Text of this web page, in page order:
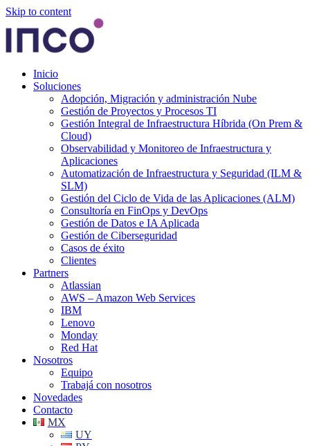
Skip to content
Inicio
Soluciones
Adopción, Migración y administración Nube
Gestión de Proyectos y Procesos TI
Gestión Integral de Infraestructura Híbrida (On Prem &
Cloud)
Observabilidad y Monitoreo de Infraestructura y
Aplicaciones
Automatización de Infraestructura y Seguridad (ILM &
SLM)
Gestión del Ciclo de Vida de las Aplicaciones (ALM)
Consultoría en FinOps y DevOps
Gestión de Datos e IA Aplicada
Gestión de Ciberseguridad
Casos de éxito
Clientes
Partners
Atlassian
AWS – Amazon Web Services
IBM
Lenovo
Monday
Red Hat
Nosotros
Equipo
Trabajá con nosotros
Novedades
Contacto
MX
UY